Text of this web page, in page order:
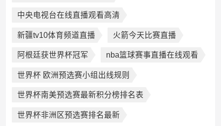
中央电视台在线直播观看高清
新疆tv10体育频道直播 火箭今天比赛直播
阿根廷获世界杯冠军 nba篮球赛事直播在线观看
世界杯 欧洲预选赛小组出线规则
世界杯南美预选赛最新积分榜排名表
世界杯非洲区预选赛排名最新